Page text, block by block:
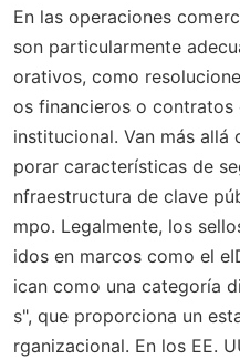
En las operaciones
son particularmente
orativos, como
os financieros o contratos
institucional. Van más
porar características de
nfraestructura de clave
mpo. Legalmente, los
idos en marcos como el
ican como una categoría
s", que proporciona un
rganizacional. En los EE.